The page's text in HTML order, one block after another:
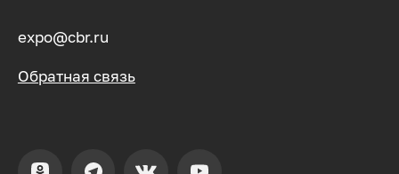
expo@cbr.ru
Обратная связь